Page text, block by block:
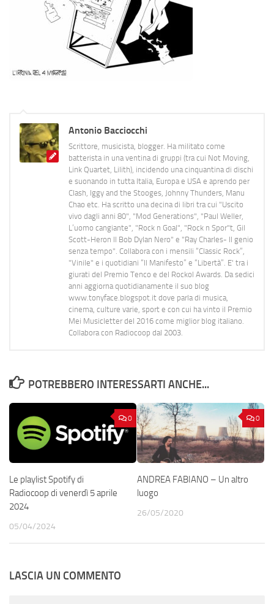
Antonio Bacciocchi
Scrittore, musicista, blogger. Ha militato come
batterista in una ventina di gruppi (tra cui Not Moving,
Link Quartet, Lilith), incidendo una cinquantina di dischi
e suonando in tutta Italia, Europa e USA e aprendo per
Clash, Iggy and the Stooges, Johnny Thunders, Manu
Chao etc. Ha scritto una decina di libri tra cui "Uscito
vivo dagli anni 80", "Mod Generations", "Paul Weller,
L’uomo cangiante", "Rock n Goal", "Rock n Spor"t, Gil
Scott-Heron Il Bob Dylan Nero" e "Ray Charles- Il genio
senza tempo". Collabora con i mensili “Classic Rock”,
"Vinile" e i quotidiani “Il Manifesto” e “Libertà”. E' tra i
giurati del Premio Tenco e del Rockol Awards. Da sedici
anni aggiorna quotidianamente il suo blog
www.tonyface.blogspot.it dove parla di musica,
cinema, culture varie, sport e con cui ha vinto il Premio
Mei Musicletter del 2016 come miglior blog italiano.
Collabora con Radiocoop dal 2003.
POTREBBERO INTERESSARTI ANCHE...
0
Le playlist Spotify di
Radiocoop di venerdì 5 aprile
2024
05/04/2024
0
ANDREA FABIANO – Un altro
luogo
26/05/2020
LASCIA UN COMMENTO